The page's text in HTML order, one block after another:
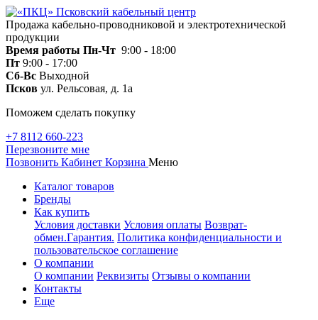
Продажа кабельно-проводниковой и электротехнической
продукции
Время работы Пн-Чт 9:00 - 18:00
Пт 9:00 - 17:00
Сб-Вс Выходной
Псков ул. Рельсовая, д. 1а
Поможем сделать покупку
+7 8112 660-223
Перезвоните мне
Позвонить Кабинет Корзина Меню
Каталог товаров
Бренды
Как купить
Условия доставки Условия оплаты Возврат-
обмен.Гарантия. Политика конфиденциальности и
пользовательское соглашение
О компании
О компании Реквизиты Отзывы о компании
Контакты
Еще